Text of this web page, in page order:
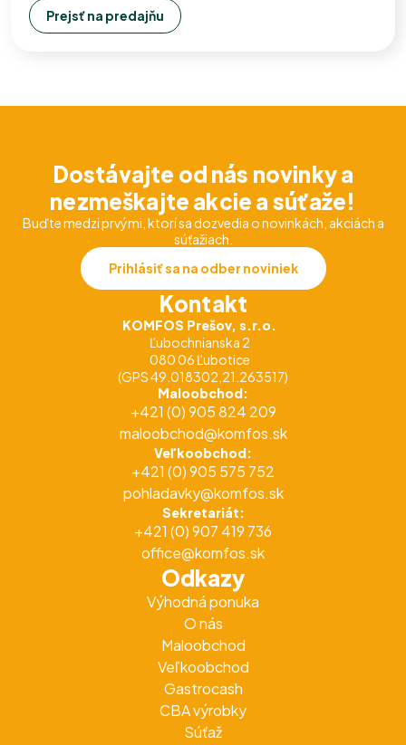
Prejsť na predajňu
Kontakt
KOMFOS Prešov, s.r.o.
Ľubochnianska 2
080 06 Ľubotice
(GPS 49.018302,21.263517)
Maloobchod:
+421 (0) 905 824 209
maloobchod@komfos.sk
Veľkoobchod:
+421 (0) 905 575 752
pohladavky@komfos.sk
Sekretariát:
+421 (0) 907 419 736
office@komfos.sk
Odkazy
Výhodná ponuka
O nás
Maloobchod
Veľkoobchod
Gastrocash
CBA výrobky
Súťaž
Dostávajte od nás novinky a
nezmeškajte akcie a súťaže!
Buďte medzi prvými, ktorí sa dozvedia o novinkách, akciách a
súťažiach.
Prihlásiť sa na odber noviniek